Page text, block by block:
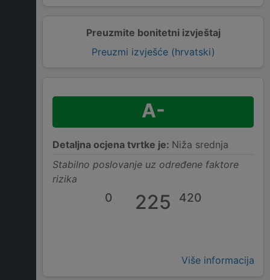
Preuzmite bonitetni izvještaj
Preuzmi izvješće (hrvatski)
A-
Detaljna ocjena tvrtke je: Niža srednja
Stabilno poslovanje uz određene faktore
rizika
0 225 420
Više informacija